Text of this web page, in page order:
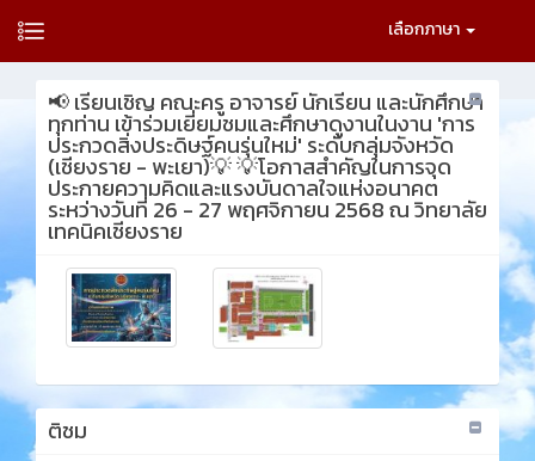
เลือกภาษา
📢 เรียนเชิญ คณะครู อาจารย์ นักเรียน และนักศึกษา
ทุกท่าน เข้าร่วมเยี่ยมชมและศึกษาดูงานในงาน 'การ
ประกวดสิ่งประดิษฐ์คนรุ่นใหม่' ระดับกลุ่มจังหวัด
(เชียงราย - พะเยา)💡 💡โอกาสสำคัญในการจุด
ประกายความคิดและแรงบันดาลใจแห่งอนาคต
ระหว่างวันที่ 26 - 27 พฤศจิกายน 2568 ณ วิทยาลัย
เทคนิคเชียงราย
ติชม